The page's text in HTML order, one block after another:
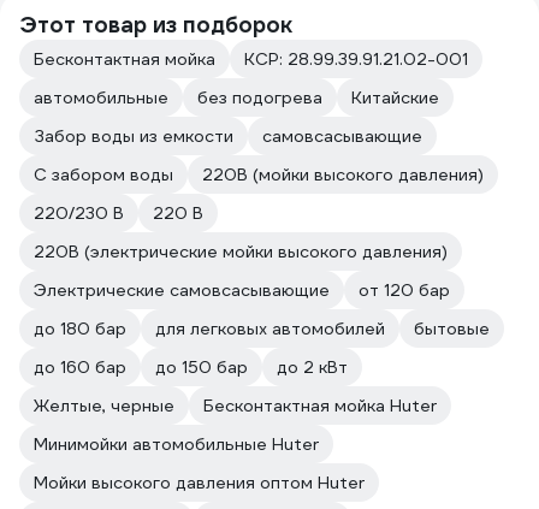
Этот товар из подборок
Бесконтактная мойка
КСР: 28.99.39.91.21.02-001
автомобильные
без подогрева
Китайские
Забор воды из емкости
самовсасывающие
С забором воды
220В (мойки высокого давления)
220/230 В
220 В
220В (электрические мойки высокого давления)
Электрические самовсасывающие
от 120 бар
до 180 бар
для легковых автомобилей
бытовые
до 160 бар
до 150 бар
до 2 кВт
Желтые, черные
Бесконтактная мойка Huter
Минимойки автомобильные Huter
Мойки высокого давления оптом Huter